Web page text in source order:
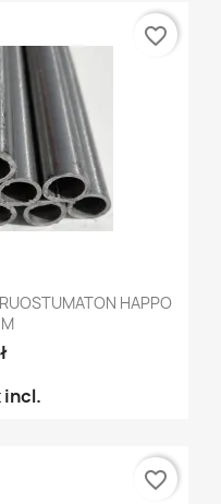
HAPPO
favorite_border
favorite_border